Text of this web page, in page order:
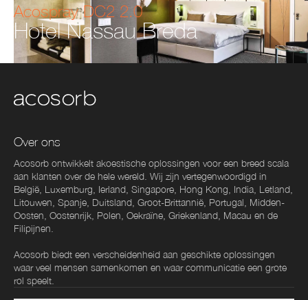
Acospray DC2 2.0
Hotel Nassau Breda
Over ons
Acosorb ontwikkelt akoestische oplossingen voor een breed scala
aan klanten over de hele wereld. Wij zijn vertegenwoordigd in
België, Luxemburg, Ierland, Singapore, Hong Kong, India, Letland,
Litouwen, Spanje, Duitsland, Groot-Brittannië, Portugal, Midden-
Oosten, Oostenrijk, Polen, Oekraïne, Griekenland, Macau en de
Filipijnen.
Acosorb biedt een verscheidenheid aan geschikte oplossingen
waar veel mensen samenkomen en waar communicatie een grote
rol speelt.